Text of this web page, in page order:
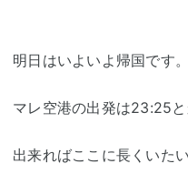
明日はいよいよ帰国です。
マレ空港の出発は23:25と
出来ればここに長くいた